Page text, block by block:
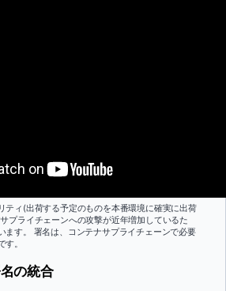
ティ(出荷する予定のものを本番環境に確実に出荷
プライチェーンへの攻撃が近年増加しているた
ます。 署名は、コンテナサプライチェーンで必要
。
の統合